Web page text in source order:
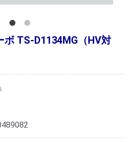
ボ TS-D1134MG（HV対